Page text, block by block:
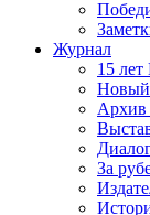
Журнал
15
Архив
За